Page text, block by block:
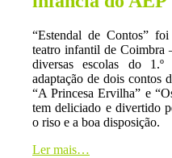
“Estendal de Contos”
teatro infantil de Coimbra
diversas escolas do
adaptação de dois contos
“A Princesa Ervilha” e
tem deliciado e divertido
o riso e a boa disposição.
Ler mais…